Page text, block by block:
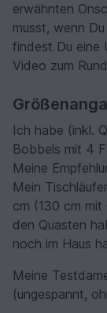
erwähnten
musst, wenn
findest Du eine
Video zum
Ich habe (inkl.
Bobbels mit 4
Meine
Mein
cm (130 cm
den Quasten
noch im Haus
Meine
(ungespannt,